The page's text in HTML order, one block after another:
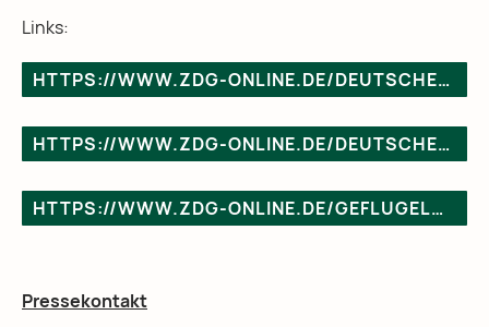
Links:
HTTPS://WWW.ZDG-ONLINE.DE/DEUTSCHE-LEHNEN-MERCOSUR-GEFLUEGEL-AB/
HTTPS://WWW.ZDG-ONLINE.DE/DEUTSCHE-GEFLUEGELWIRTSCHAFT-WARNT-VOR-MERCOSUR-ABKOMMEN/
HTTPS://WWW.ZDG-ONLINE.DE/GEFLUGELHALTER-FORDERN-NEUVERHANDLUNG-ODER-ABLEHNUNG/
Pressekontakt